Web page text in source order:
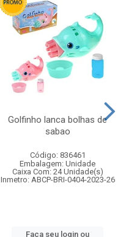
Golfinho lanca bolhas de
sabao
Código: 836461
Embalagem: Unidade
Caixa Com: 24 Unidade(s)
Inmetro: ABCP-BRI-0404-2023-26
Faça seu login ou